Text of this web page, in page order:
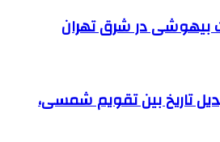
بیهوشی در شرق تهران
تاریخ بین تقویم شمسی،